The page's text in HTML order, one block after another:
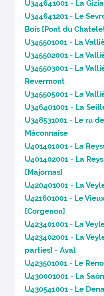
U344641001 - La
U344641201 - Le
Bois [Pont du
U345501001 - La
U345502001 - La
U345503001 - La
Revermont
U345505001 - La
U346401001 - La
U348531001 - Le ru
Mâconnaise
U401401001 - La
U401402001 - La
[Majornas]
U420401001 - La
U421601001 - Le
[Corgenon]
U423401001 - La
U423402001 - La
parties] - Aval
U423501001 - Le
U430001001 - La
U430541001 - Le